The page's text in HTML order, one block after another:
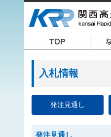
入札情報
発注見通し
発注見通し